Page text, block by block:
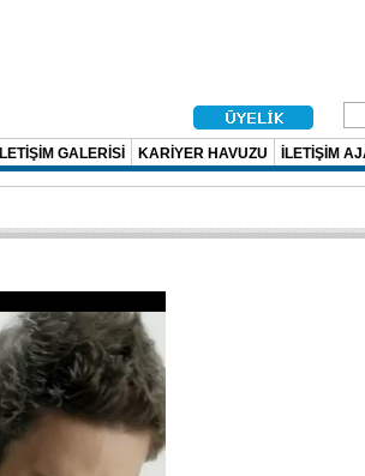
İLETİŞİM GALERİSİ KARİYER HAVUZU İLETİŞİM